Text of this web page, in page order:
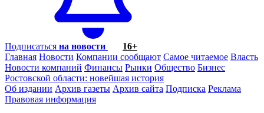
Подписаться на новости
16+
Главная Новости Компании сообщают Самое читаемое Власть
Новости компаний Финансы Рынки Общество Бизнес
Ростовской области: новейшая история
Об издании Архив газеты Архив сайта Подписка Реклама
Правовая информация